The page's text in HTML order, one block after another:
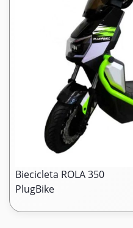
Biecicleta ROLA 350
PlugBike